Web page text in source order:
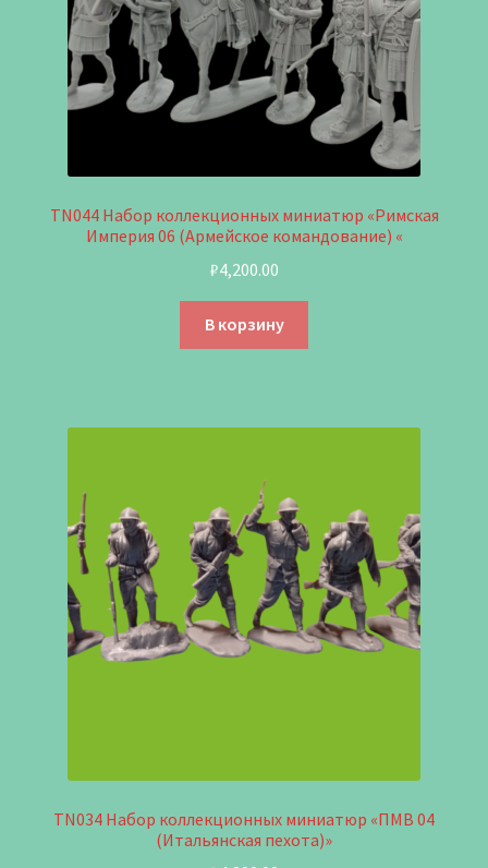
TN044 Набор коллекционных миниатюр «Римская
Империя 06 (Армейское командование) «
₽4,200.00
В корзину
TN034 Набор коллекционных миниатюр «ПМВ 04
(Итальянская пехота)»